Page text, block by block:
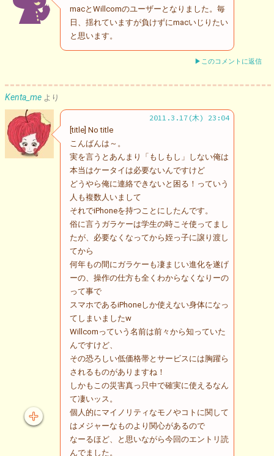
macとWillcomのユーザーとなりました。毎
日、揺れていますが負けずにmacいじりたい
と思います。
▶このコメントに返信
Kenta_me より
2011.3.17(木) 23:04
[title] No title
こんばんは～。
実を言うとあんまり「もしもし」しない俺は
本当はケータイは必要ないんですけど
どうやら俺に連絡できないと困る！っていう
人も複数人いまして
それでiPhoneを持つことにしたんです。
俗に言うガラケーは学生の時こそ使ってまし
たが、必要なくなってから姪っ子に譲り渡し
てから
何年もの間にガラケーも凄まじい進化を遂げ
ーの、操作の仕方も全くわからなくなりーの
って事で
スマホであるiPhoneしか使えない身体になっ
てしまいましたw
Willcomっていう名前は前々から知っていた
んですけど、
その恐ろしい低価格帯とサービスには胸躍ら
されるものがありますね！
しかもこの災害真っ只中で確実に使えるなん
て凄いッス。
個人的にマイノリティなモノやコトに関して
はメジャーなものより関心があるので
なーるほど、と思いながら今回のエントリ読
んでました。